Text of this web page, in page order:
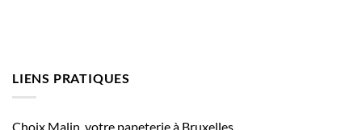
LIENS PRATIQUES
Choix Malin, votre papeterie à Bruxelles